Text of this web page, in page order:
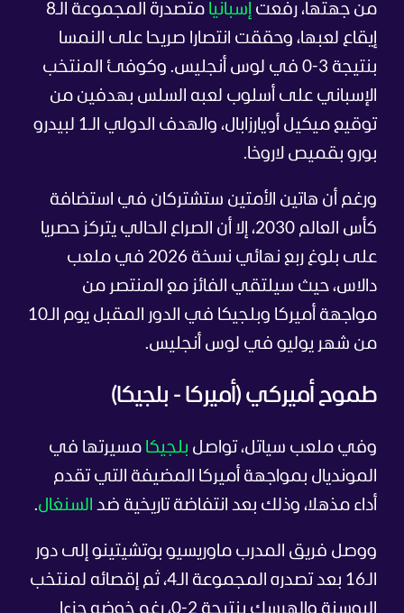
من جهتها، رفعت إسبانيا
متصدرة المجموعة الـ8
إيقاع لعبها، وحققت انتصارا صريحا على النمسا
بنتيجة 3-0 في لوس أنجليس. وكوفئ المنتخب
الإسباني على أسلوب لعبه السلس بهدفين من
توقيع ميكيل أويارزابال، والهدف الدولي الـ1 لبيدرو
بورو بقميص لاروخا.
ورغم أن هاتين الأمتين ستشتركان في استضافة
كأس العالم 2030، إلا أن الصراع الحالي يتركز حصريا
على بلوغ ربع نهائي نسخة 2026 في ملعب
دالاس، حيث سيلتقي الفائز مع المنتصر من
مواجهة أميركا وبلجيكا في الدور المقبل يوم الـ10
من شهر يوليو في لوس أنجليس.
طموح أميركي (أميركا - بلجيكا)
وفي ملعب سياتل، تواصل بلجيكا مسيرتها في
المونديال بمواجهة أميركا المضيفة التي تقدم
أداء مذهلا، وذلك بعد انتفاضة تاريخية ضد السنغال.
ووصل فريق المدرب ماوريسيو بوتشيتينو إلى دور
الـ16 بعد تصدره المجموعة الـ4، ثم إقصائه لمنتخب
البوسنة والهرسك بنتيجة 2-0، رغم خوضه جزءا